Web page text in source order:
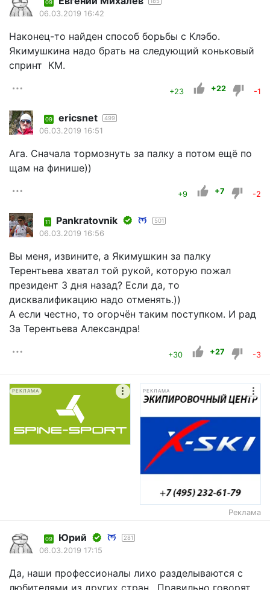
09
06.03.2019 16:42
Наконец-то найден способ борьбы с Клэбо.
Якимушкина надо брать на следующий коньковый
спринт КМ.
+23 +22 -1
09 ericsnet 499
06.03.2019 16:51
Ага. Сначала тормознуть за палку а потом ещё по
щам на финише))
+9 +7 -2
11 Pankratovnik 501
06.03.2019 16:56
Вы меня, извините, а Якимушкин за палку
Терентьева хватал той рукой, которую пожал
президент 3 дня назад? Если да, то
дисквалификацию надо отменять.))
А если честно, то огорчён таким поступком. И рад
За Терентьева Александра!
+30 +27 -3
РЕКЛАМА РЕКЛАМА
Реклама
09 Юрий 281
06.03.2019 17:15
Да, наши профессионалы лихо разделываются с